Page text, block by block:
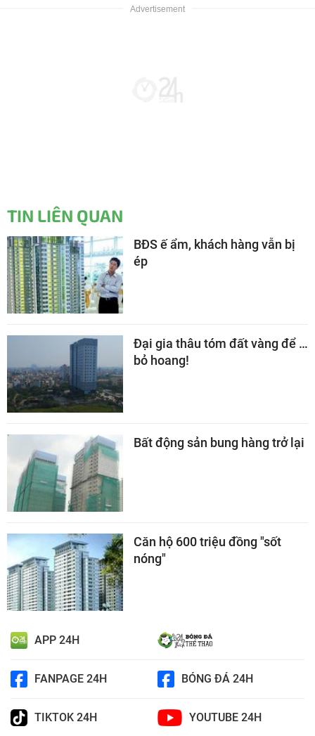
TIN LIÊN QUAN
BĐS ế ẩm, khách hàng vẫn bị
ép
Đại gia thâu tóm đất vàng để …
bỏ hoang!
Bất động sản bung hàng trở lại
Căn hộ 600 triệu đồng "sốt
nóng"
APP 24H
FANPAGE 24H BÓNG ĐÁ 24H
TIKTOK 24H YOUTUBE 24H